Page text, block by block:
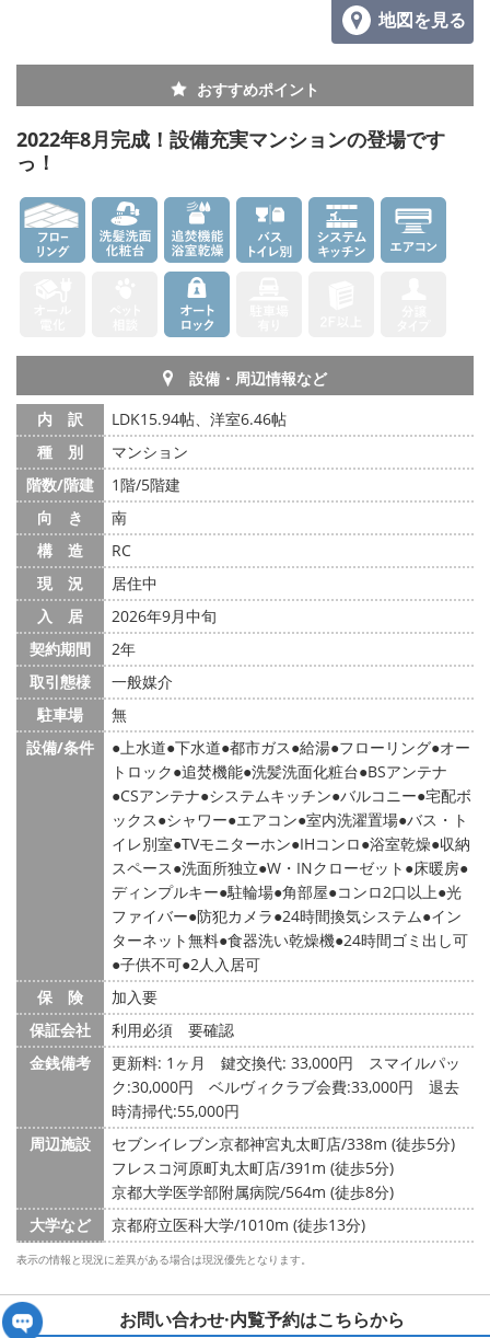
地図を見る
おすすめポイント
2022年8月完成！設備充実マンションの登場です
っ！
設備・周辺情報など
内 訳
LDK15.94帖、洋室6.46帖
種 別
マンション
階数/階建
1階/5階建
向 き
南
構 造
RC
現 況
居住中
入 居
2026年9月中旬
契約期間
2年
取引態様
一般媒介
駐車場
無
設備/条件
上水道 下水道 都市ガス 給湯 フローリング オー
トロック 追焚機能 洗髪洗面化粧台 BSアンテナ
CSアンテナ システムキッチン バルコニー 宅配ボ
ックス シャワー エアコン 室内洗濯置場 バス・ト
イレ別室 TVモニターホン IHコンロ 浴室乾燥 収納
スペース 洗面所独立 W・INクローゼット
床暖房
ディンプルキー 駐輪場 角部屋 コンロ2口以上 光
ファイバー 防犯カメラ 24時間換気システム イン
ターネット無料 食器洗い乾燥機 24時間ゴミ出し可
子供不可 2人入居可
保 険
加入要
保証会社
利用必須 要確認
金銭備考
更新料: 1ヶ月 鍵交換代: 33,000円
スマイルパッ
ク:30,000円 ベルヴィクラブ会費:33,000円 退去
時清掃代:55,000円
周辺施設
セブンイレブン京都神宮丸太町店/338m (徒歩5分)
フレスコ河原町丸太町店/391m (徒歩5分)
京都大学医学部附属病院/564m (徒歩8分)
大学など
京都府立医科大学/1010m (徒歩13分)
表示の情報と現況に差異がある場合は現況優先となります。
お問い合わせ·内覧予約はこちらから